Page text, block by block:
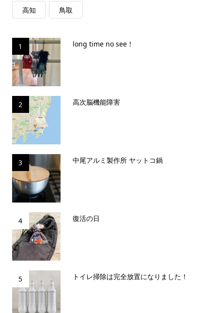
高知 鳥取
1 long time no see！
2 高次脳機能障害
3 中尾アルミ製作所 ヤットコ鍋
4 復活の日
5 トイレ掃除は完全放置になりました！